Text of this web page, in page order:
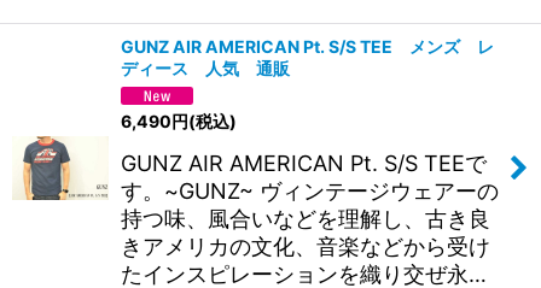
GUNZ AIR AMERICAN Pt. S/S TEE メンズ レ
ディース 人気 通販
6,490円(税込)
GUNZ AIR AMERICAN Pt. S/S TEEで
す。~GUNZ~ ヴィンテージウェアーの
持つ味、風合いなどを理解し、古き良
きアメリカの文化、音楽などから受け
たインスピレーションを織り交ぜ永…